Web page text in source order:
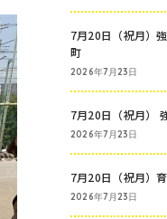
7月20日（祝月）
町
2026年7月23日
7月20日（祝月）
2026年7月23日
7月20日（祝月）
2026年7月23日